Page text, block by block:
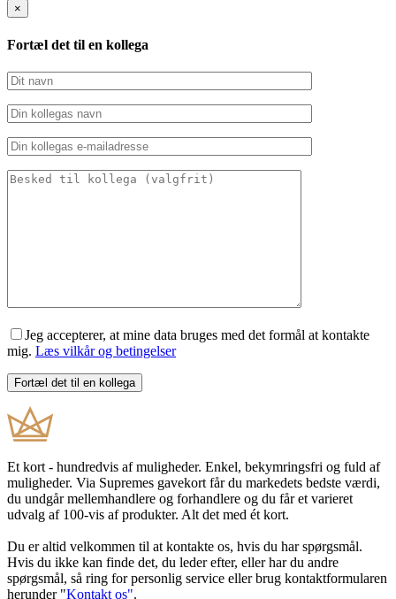
×
Fortæl det til en kollega
Jeg accepterer, at mine data bruges med det formål at kontakte
mig. Læs vilkår og betingelser
Et kort - hundredvis af muligheder. Enkel, bekymringsfri og fuld af
muligheder. Via Supremes gavekort får du markedets bedste værdi,
du undgår mellemhandlere og forhandlere og du får et varieret
udvalg af 100-vis af produkter. Alt det med ét kort.
Du er altid velkommen til at kontakte os, hvis du har spørgsmål.
Hvis du ikke kan finde det, du leder efter, eller har du andre
spørgsmål, så ring for personlig service eller brug kontaktformularen
herunder "Kontakt os".